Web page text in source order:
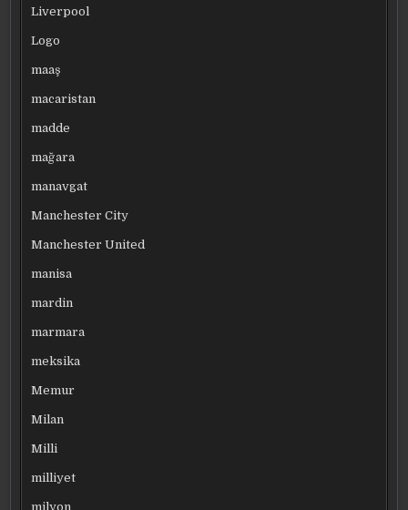
Liverpool
Logo
maaş
macaristan
madde
mağara
manavgat
Manchester City
Manchester United
manisa
mardin
marmara
meksika
Memur
Milan
Milli
milliyet
milyon